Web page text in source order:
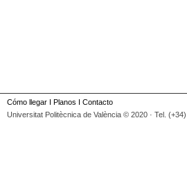
Cómo llegar I Planos I Contacto
Universitat Politècnica de València © 2020 · Tel.